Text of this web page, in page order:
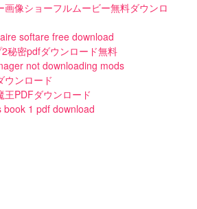
画像ショーフルムービー無料ダウンロ
softare free download
秘密pdfダウンロード無料
not downloading mods
ウンロード
王PDFダウンロード
book 1 pdf download